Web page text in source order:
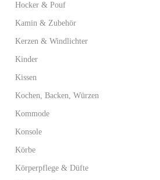
Hocker & Pouf
Kamin & Zubehör
Kerzen & Windlichter
Kinder
Kissen
Kochen, Backen, Würzen
Kommode
Konsole
Körbe
Körperpflege & Düfte